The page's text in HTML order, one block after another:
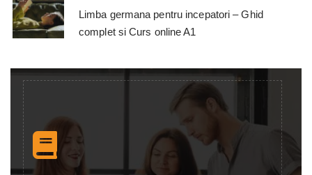
Limba germana pentru incepatori – Ghid
complet si Curs online A1